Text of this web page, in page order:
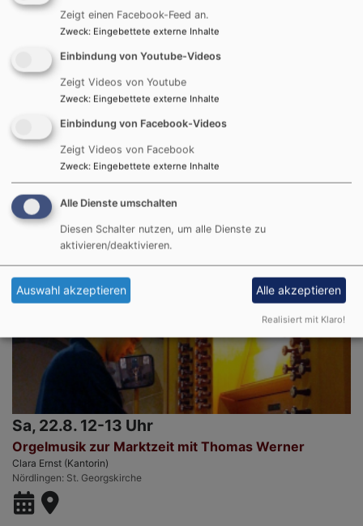
Fr, 21.8. 15:30-16:15 Uhr
St. Georg entdecken
Kirchenführung in St. Georg
Kirchenführerteam
Nördlingen St. Georgskirche
Sa, 22.8. 12-13 Uhr
Orgelmusik zur Marktzeit mit Thomas Werner
Clara Ernst (Kantorin)
Nördlingen St. Georgskirche
Zeigt einen Facebook-Feed an.
Zweck: Eingebettete externe Inhalte
Einbindung von Youtube-Videos
Zeigt Videos von Youtube
Zweck: Eingebettete externe Inhalte
Einbindung von Facebook-Videos
Zeigt Videos von Facebook
Zweck: Eingebettete externe Inhalte
Alle Dienste umschalten
Diesen Schalter nutzen, um alle Dienste zu
aktivieren/deaktivieren.
Auswahl akzeptieren Alle akzeptieren
Realisiert mit Klaro!